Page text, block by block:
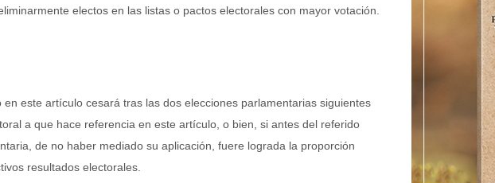
electos en las listas o pactos electorales con mayor votación.
este artículo cesará tras las dos elecciones parlamentarias siguientes
a que hace referencia en este artículo, o bien, si antes del referido
de no haber mediado su aplicación, fuere lograda la proporción
resultados electorales.